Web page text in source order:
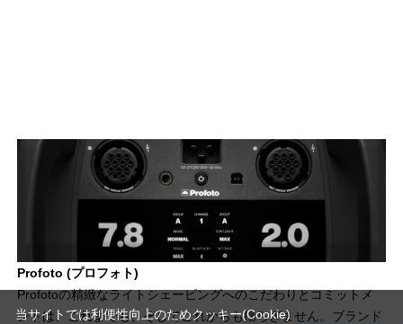
Profoto (プロフォト)
Profotoの精緻なライトシェーピングへのこだわりとコミットメ
ントは、これまでも、そしてこれからも揺らぎません。ブランド
当サイトでは利便性向上のためクッキー(Cookie)